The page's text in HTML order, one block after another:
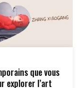
que vous
explorer l’art